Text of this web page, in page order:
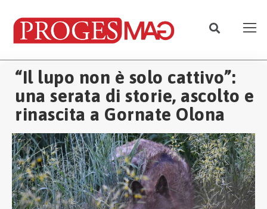
“Il lupo non è solo cattivo”:
una serata di storie, ascolto e
rinascita a Gornate Olona